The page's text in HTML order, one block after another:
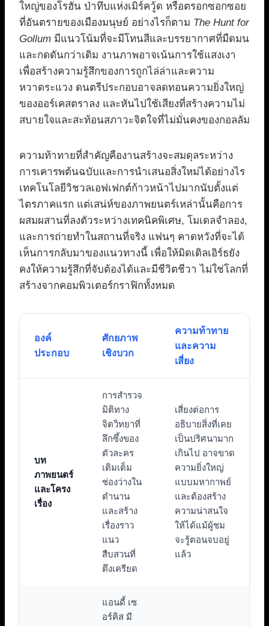
ใหญ่ของโรฮัน ป่าทึบแห่งเมิร์ควู้ด หรือตรอกซอกซอย
ที่อันตรายของเมืองมนุษย์ อย่างไรก็ตาม The Hunt for
Gollum มีแนวโน้มที่จะมีโทนสีและบรรยากาศที่มืดมน
และกดดันกว่าเดิม งานภาพอาจเน้นการใช้แสงเงา
เพื่อสร้างความรู้สึกของการถูกไล่ล่าและความ
หวาดระแวง ดนตรีประกอบอาจลดทอนความยิ่งใหญ่
ของออร์เคสตราลง และหันไปใช้เสียงที่สร้างความไม่
สบายใจและสะท้อนสภาวะจิตใจที่ไม่มั่นคงของกอลลัม
ความท้าทายที่สำคัญคืองานสร้างจะสมดุลระหว่าง
การเคารพต้นฉบับและการนำเสนอสิ่งใหม่ได้อย่างไร
เทคโนโลยีวิชวลเอฟเฟกต์ก้าวหน้าไปมากนับตั้งแต่
ไตรภาคแรก แต่เสน่ห์ของภาพยนตร์เหล่านั้นคือการ
ผสมผสานที่ลงตัวระหว่างเทคนิคพิเศษ, โมเดลจำลอง,
และการถ่ายทำในสถานที่จริง แฟนๆ คาดหวังที่จะได้
เห็นการกลับมาของแนวทางนี้ เพื่อให้มิดเดิลเอิร์ธยัง
คงให้ความรู้สึกที่จับต้องได้และมีชีวิตชีวา ไม่ใช่โลกที่
สร้างจากคอมพิวเตอร์กราฟิกทั้งหมด
องค์
ประกอบ
ศักยภาพ
เชิงบวก
ความท้าทาย
และความ
เสี่ยง
บท
ภาพยนตร์
และโครง
เรื่อง
การสำรวจ
มิติทาง
จิตวิทยาที่
ลึกซึ้งของ
ตัวละคร
เติมเต็ม
ช่องว่างใน
ตำนาน
และสร้าง
เรื่องราว
แนว
สืบสวนที่
ตึงเครียด
เสี่ยงต่อการ
อธิบายสิ่งที่เคย
เป็นปริศนามาก
เกินไป อาจขาด
ความยิ่งใหญ่
แบบมหากาพย์
และต้องสร้าง
ความน่าสนใจ
ให้ได้แม้ผู้ชม
จะรู้ตอนจบอยู่
แล้ว
แอนดี้ เซ
อร์คิส มี